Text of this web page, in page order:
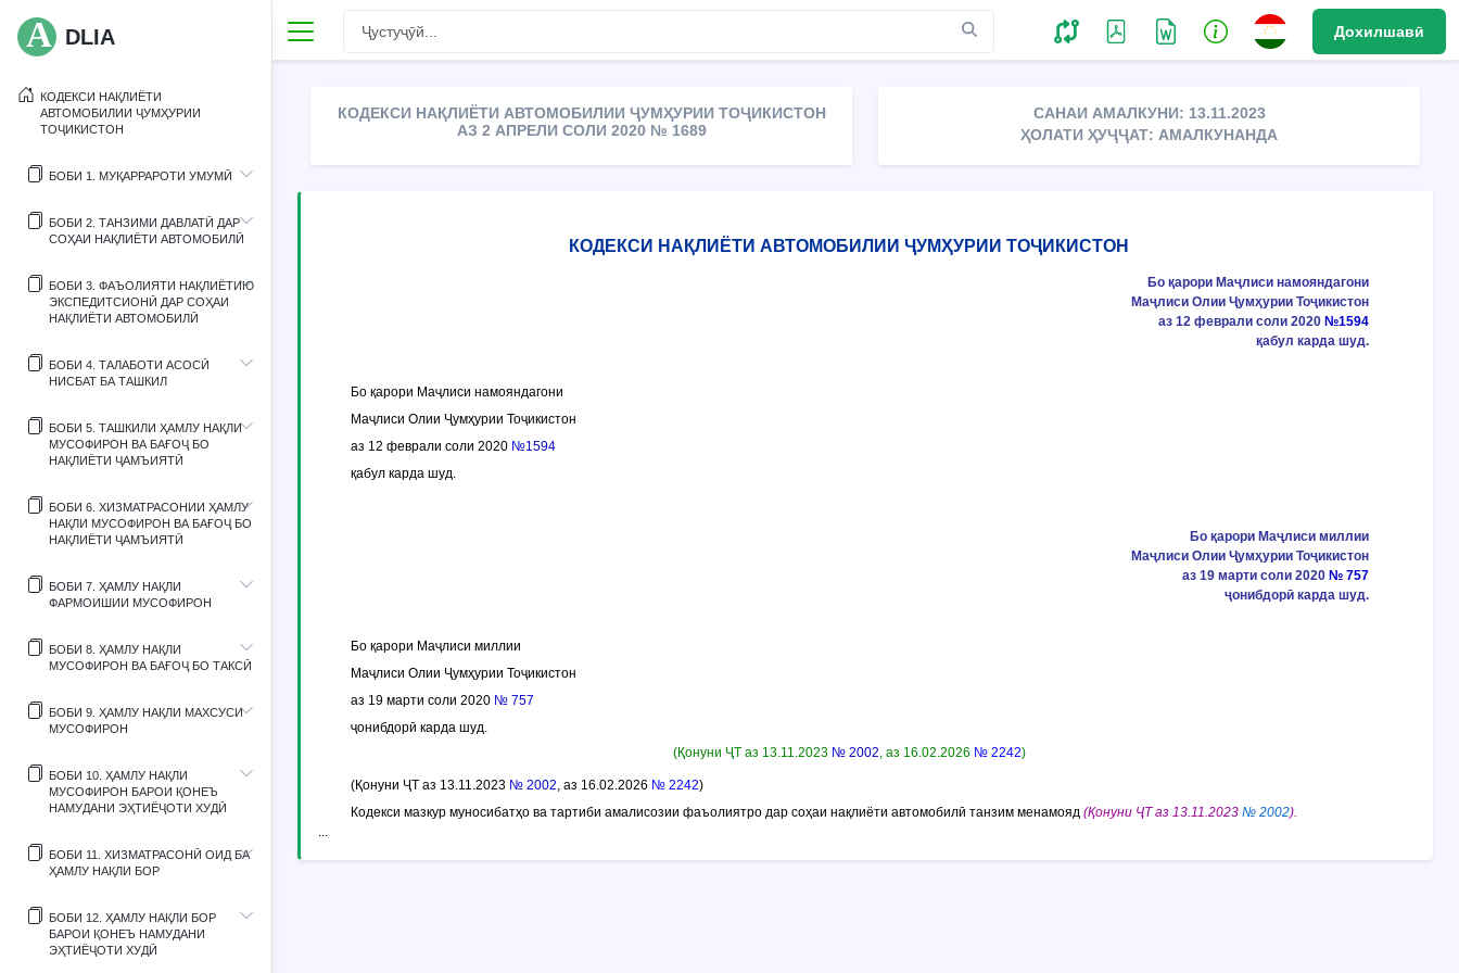
Дохилшавӣ
DLIA
КОДЕКСИ НАҚЛИЁТИ
АВТОМОБИЛИИ ҶУМҲУРИИ
ТОҶИКИСТОН
БОБИ 1. МУҚАРРАРОТИ УМУМӢ
БОБИ 2. ТАНЗИМИ ДАВЛАТӢ ДАР
СОҲАИ НАҚЛИЁТИ АВТОМОБИЛӢ
БОБИ 3. ФАЪОЛИЯТИ НАҚЛИЁТИЮ
ЭКСПЕДИТСИОНӢ ДАР СОҲАИ
НАҚЛИЁТИ АВТОМОБИЛӢ
БОБИ 4. ТАЛАБОТИ АСОСӢ
НИСБАТ БА ТАШКИЛ
БОБИ 5. ТАШКИЛИ ҲАМЛУ НАҚЛИ
МУСОФИРОН ВА БАҒОҶ БО
НАҚЛИЁТИ ҶАМЪИЯТӢ
БОБИ 6. ХИЗМАТРАСОНИИ ҲАМЛУ
НАҚЛИ МУСОФИРОН ВА БАҒОҶ БО
НАҚЛИЁТИ ҶАМЪИЯТӢ
БОБИ 7. ҲАМЛУ НАҚЛИ
ФАРМОИШИИ МУСОФИРОН
БОБИ 8. ҲАМЛУ НАҚЛИ
МУСОФИРОН ВА БАҒОҶ БО ТАКСӢ
БОБИ 9. ҲАМЛУ НАҚЛИ МАХСУСИ
МУСОФИРОН
БОБИ 10. ҲАМЛУ НАҚЛИ
МУСОФИРОН БАРОИ ҚОНЕЪ
НАМУДАНИ ЭҲТИЁҶОТИ ХУДӢ
БОБИ 11. ХИЗМАТРАСОНӢ ОИД БА
ҲАМЛУ НАҚЛИ БОР
БОБИ 12. ҲАМЛУ НАҚЛИ БОР
БАРОИ ҚОНЕЪ НАМУДАНИ
ЭҲТИЁҶОТИ ХУДӢ
КОДЕКСИ НАҚЛИЁТИ АВТОМОБИЛИИ ҶУМҲУРИИ ТОҶИКИСТОН
АЗ 2 АПРЕЛИ СОЛИ 2020 № 1689
САНАИ АМАЛКУНИ: 13.11.2023
ҲОЛАТИ ҲУҶҶАТ: АМАЛКУНАНДА
КОДЕКСИ НАҚЛИЁТИ АВТОМОБИЛИИ ҶУМҲУРИИ ТОҶИКИСТОН
Бо қарори Маҷлиси намояндагони
Маҷлиси Олии Ҷумҳурии Тоҷикистон
аз 12 феврали соли 2020 №1594
қабул карда шуд.
Бо қарори Маҷлиси намояндагони
Маҷлиси Олии Ҷумҳурии Тоҷикистон
аз 12 феврали соли 2020 №1594
қабул карда шуд.
Бо қарори Маҷлиси миллии
Маҷлиси Олии Ҷумҳурии Тоҷикистон
аз 19 марти соли 2020 № 757
ҷонибдорӣ карда шуд.
Бо қарори Маҷлиси миллии
Маҷлиси Олии Ҷумҳурии Тоҷикистон
аз 19 марти соли 2020 № 757
ҷонибдорӣ карда шуд.
(Қонуни ҶТ аз 13.11.2023 № 2002, аз 16.02.2026 № 2242)
(Қонуни ҶТ аз 13.11.2023 № 2002, аз 16.02.2026 № 2242)
Кодекси мазкур муносибатҳо ва тартиби амалисозии фаъолиятро дар соҳаи нақлиёти автомобилӣ танзим менамояд (Қонуни ҶТ аз 13.11.2023 № 2002).
...